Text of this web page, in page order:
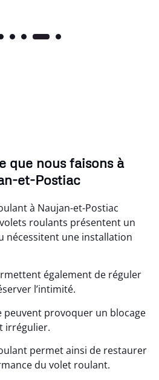
que nous faisons à
et-Postiac
à Naujan-et-Postiac
roulants présentent un
nécessitent une installation
également de réguler
l’intimité.
peuvent provoquer un blocage
irrégulier.
permet ainsi de restaurer
du volet roulant.